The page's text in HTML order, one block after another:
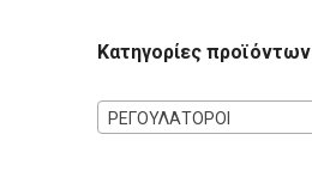
Κατηγορίες προϊόντων
ΡΕΓΟΥΛΑΤΟΡΟΙ